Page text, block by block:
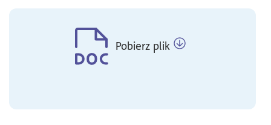
Pobierz plik